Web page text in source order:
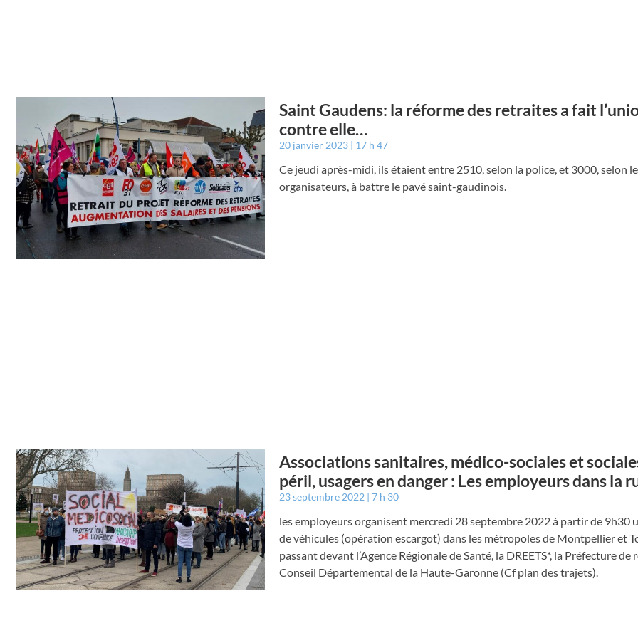
Saint Gaudens: la réforme des retraites a fait
contre elle…
20 janvier 2023 17 h 47
Ce jeudi après-midi, ils étaient entre 2510, selon la police, et 3000, selon
organisateurs, à battre le pavé saint-gaudinois.
Associations sanitaires, médico-sociales et
péril, usagers en danger : Les employeurs dans la
23 septembre 2022 7 h 30
les employeurs organisent mercredi 28 septembre 2022 à partir de 9h30
de véhicules (opération escargot) dans les métropoles de Montpellier et
passant devant l’Agence Régionale de Santé, la DREETS*, la Préfecture de
Conseil Départemental de la Haute-Garonne (Cf plan des trajets).